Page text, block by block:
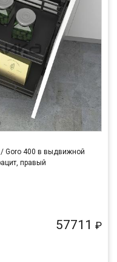
/ Goro 400 в выдвижной
правый
57711 ₽